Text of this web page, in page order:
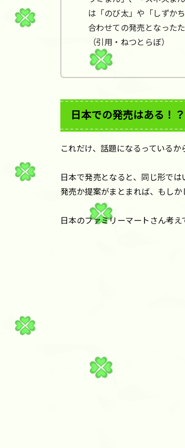
は「のび太」や「しずか
合わせての発売となった
（引用・ねつとらぼ）
日本での発売はある！？
これだけ、話題になるっている
日本で発売となると、同じ形で
発売か提案がまとまれば、もし
日本のファミリーマートさん考え